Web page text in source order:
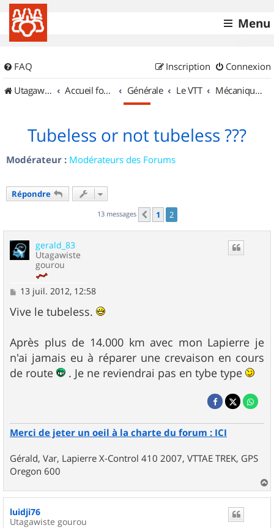
Menu
FAQ Connexion
Inscription
UtagawaVTT (Randos VTT et VTTAE avec traces GPS)
Accueil forum Générale Le VTT Mécanique et Entretiens
Tubeless or not tubeless ???
Modérateur : Modérateurs des Forums
Répondre
13 messages Précédent
1 2
gerald_83
Utagawiste
gourou
M
s
s
g
e
13 juil. 2012, 12:58
Vive le tubeless.
Après plus de 14.000 km avec mon Lapierre je
n'ai jamais eu à réparer une crevaison en cours
de route
. Je ne reviendrai pas en tybe type
Merci de jeter un oeil à la charte du forum : ICI
Gérald, Var, Lapierre X-Control 410 2007, VTTAE TREK, GPS
Oregon 600
a
u
luidji76
Utagawiste gourou